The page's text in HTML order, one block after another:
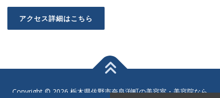
アクセス詳細はこちら
Copyright © 2026 栃木県佐野市奈良渕町の美容室・美容院なら